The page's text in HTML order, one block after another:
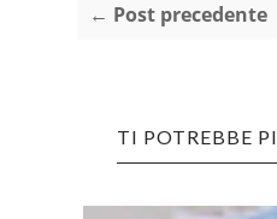
← Post precedente
TI POTREBBE